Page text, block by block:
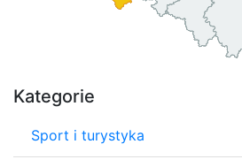
Kategorie
Sport i turystyka